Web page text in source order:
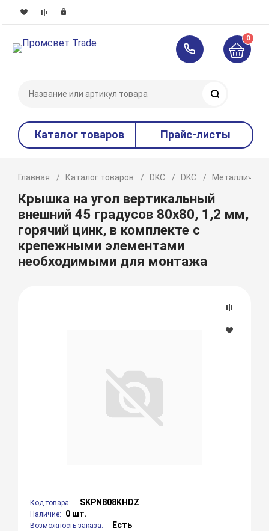
0
Каталог товаров Прайс-листы
Главная Каталог товаров DKC DKC
Крышка на угол вертикальный
внешний 45 градусов 80х80, 1,2 мм,
горячий цинк, в комплекте с
крепежными элементами
необходимыми для монтажа
Код товара: SKPN808KHDZ
Наличие: 0 шт.
Возможность заказа: Есть